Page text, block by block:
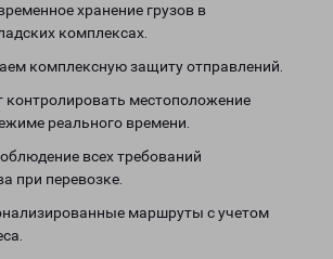
хранение грузов в
комплексах.
комплексную защиту отправлений.
контролировать местоположение
реального времени.
всех требований
при перевозке.
маршруты с учетом